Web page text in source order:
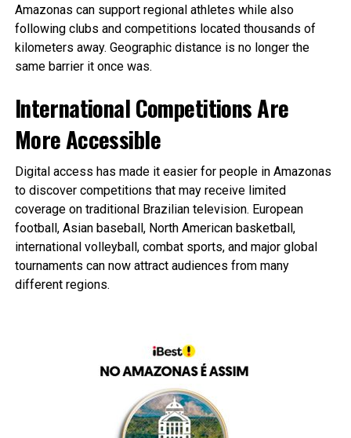
Amazonas can support regional athletes while also
following clubs and competitions located thousands of
kilometers away. Geographic distance is no longer the
same barrier it once was.
International Competitions Are
More Accessible
Digital access has made it easier for people in Amazonas
to discover competitions that may receive limited
coverage on traditional Brazilian television. European
football, Asian baseball, North American basketball,
international volleyball, combat sports, and major global
tournaments can now attract audiences from many
different regions.